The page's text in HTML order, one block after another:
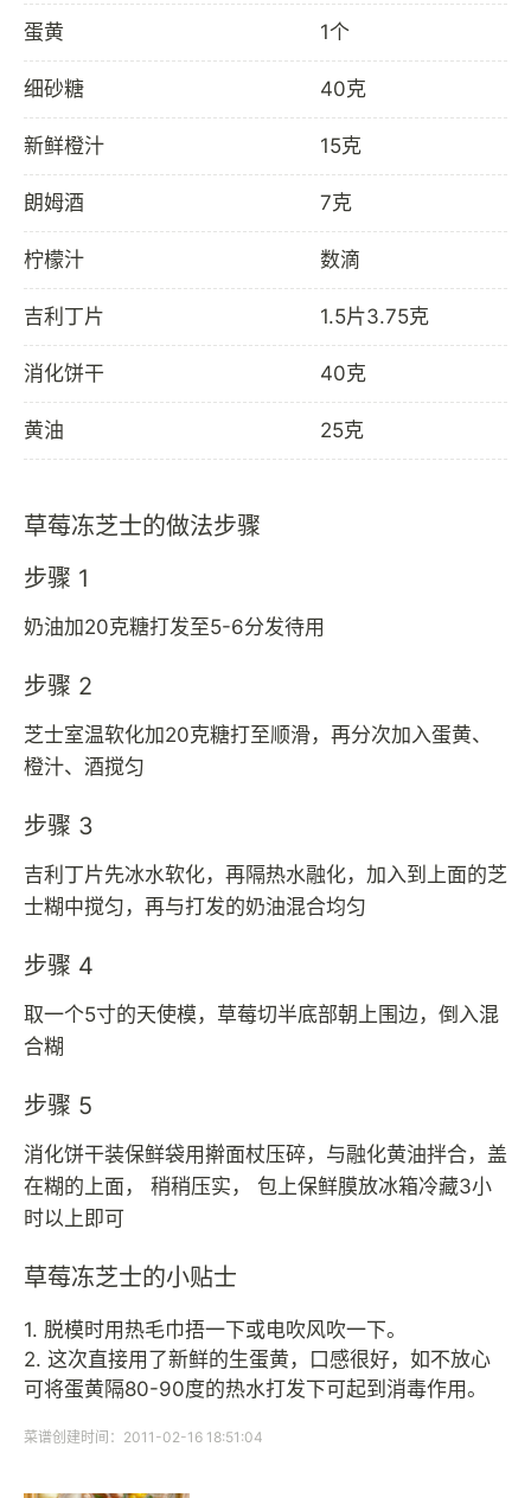
蛋黄 1个
细砂糖 40克
新鲜橙汁 15克
朗姆酒 7克
柠檬汁 数滴
吉利丁片 1.5片3.75克
消化饼干 40克
黄油 25克
草莓冻芝士的做法步骤
步骤 1
奶油加20克糖打发至5-6分发待用
步骤 2
芝士室温软化加20克糖打至顺滑，再分次加入蛋黄、
橙汁、酒搅匀
步骤 3
吉利丁片先冰水软化，再隔热水融化，加入到上面的芝
士糊中搅匀，再与打发的奶油混合均匀
步骤 4
取一个5寸的天使模，草莓切半底部朝上围边，倒入混
合糊
步骤 5
消化饼干装保鲜袋用擀面杖压碎，与融化黄油拌合，盖
在糊的上面， 稍稍压实， 包上保鲜膜放冰箱冷藏3小
时以上即可
草莓冻芝士的小贴士
1. 脱模时用热毛巾捂一下或电吹风吹一下。
2. 这次直接用了新鲜的生蛋黄，口感很好，如不放心
可将蛋黄隔80-90度的热水打发下可起到消毒作用。
菜谱创建时间：2011-02-16 18:51:04